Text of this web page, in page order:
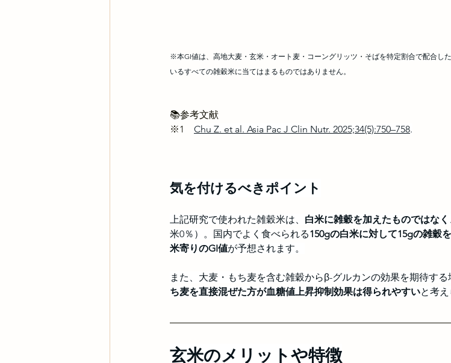
※本GI値は、高地大麦・玄米・オート麦・コーングリッツ・そばを特定割合で配合し
いるすべての雑穀米に当てはまるものではありません。
📚参考文献
※1 Chu Z. et al. Asia Pac J Clin Nutr. 2025;34(5):750–758.
気を付けるべきポイント
上記研究で使われた雑穀米は、 白米に雑穀を加えたものではなく
米0％）。国内でよく食べられる150gの白米に対して15gの雑穀
米寄りのGI値が予想されます。
また、大麦・もち麦を含む雑穀からβ-グルカンの効果を期待する
ち麦を直接混ぜた方が血糖値上昇抑制効果は得られやすいと考え
玄米のメリットや特徴